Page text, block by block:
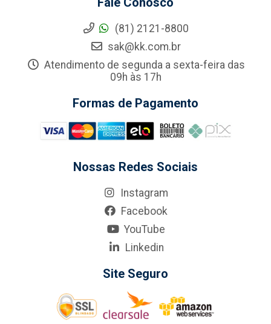
(81) 2121-8800
sak@kk.com.br
Atendimento de segunda a sexta-feira das
09h às 17h
Formas de Pagamento
Nossas Redes Sociais
Instagram
Facebook
YouTube
Linkedin
Site Seguro